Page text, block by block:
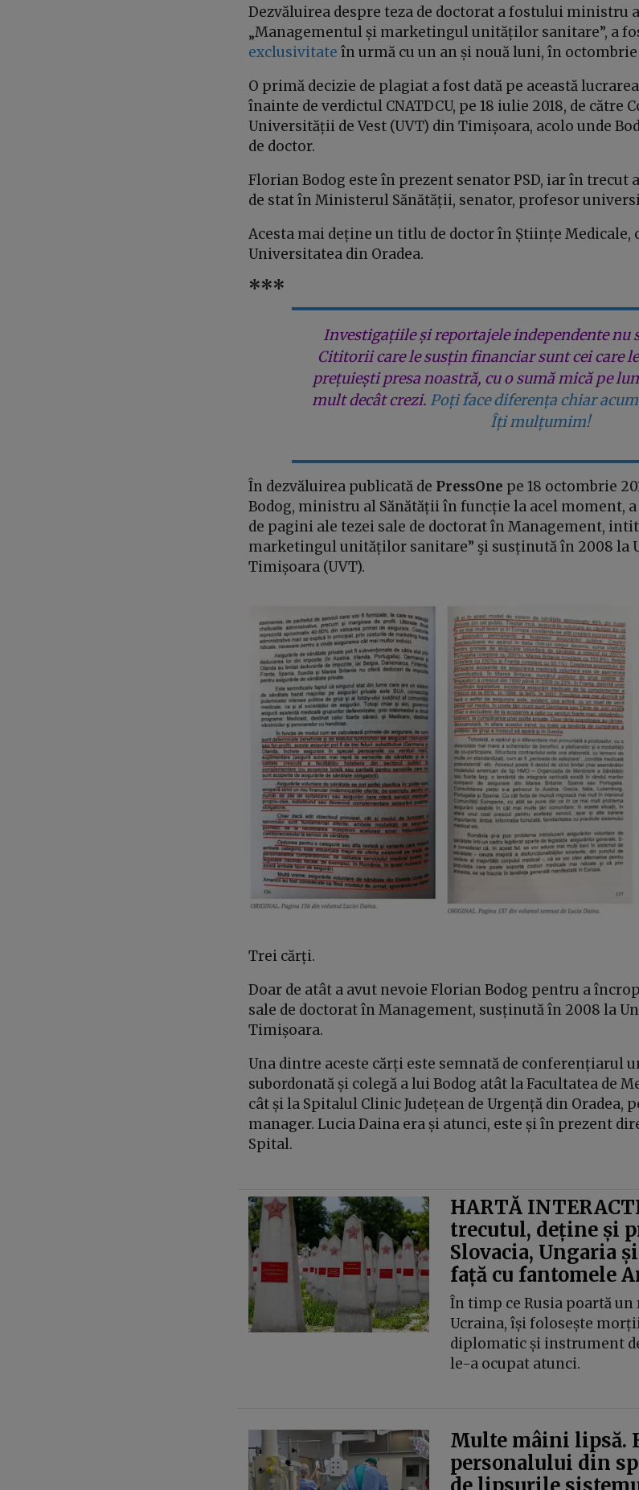
Dezvăluirea despre teza de doctorat a fostului ministru
„Managementul și marketingul unităților sanitare”, a
exclusivitate în urmă cu un an și nouă luni, în octombrie
O primă decizie de plagiat a fost dată pe această
înainte de verdictul CNATDCU, pe 18 iulie 2018, de către
Universității de Vest (UVT) din Timișoara, acolo unde
de doctor.
Florian Bodog este în prezent senator PSD, iar în trecut
de stat în Ministerul Sănătății, senator, profesor
Acesta mai deține un titlu de doctor în Științe Medicale,
Universitatea din Oradea.
***
Investigațiile și reportajele independente nu
Cititorii care le susțin financiar sunt cei care
prețuiești presa noastră, cu o sumă mică pe
mult decât crezi. Poți face diferența chiar
Îți mulțumim!
În dezvăluirea publicată de PressOne pe 18 octombrie
Bodog, ministru al Sănătății în funcție la acel moment, a
de pagini ale tezei sale de doctorat în Management,
marketingul unităților sanitare” şi susținută în 2008 la
Timișoara (UVT).
Trei cărți.
Doar de atât a avut nevoie Florian Bodog pentru a
sale de doctorat în Management, susținută în 2008 la
Timișoara.
Una dintre aceste cărți este semnată de conferențiarul
subordonată și colegă a lui Bodog atât la Facultatea de
cât și la Spitalul Clinic Județean de Urgență din Oradea,
manager. Lucia Daina era și atunci, este și în prezent
Spital.
HARTĂ
trecutul, deține și
Slovacia, Ungaria
față cu fantomele
În timp ce Rusia poartă un
Ucraina, își folosește
diplomatic și instrument
le-a ocupat atunci.
Multe mâini lipsă.
personalului din
de lipsurile